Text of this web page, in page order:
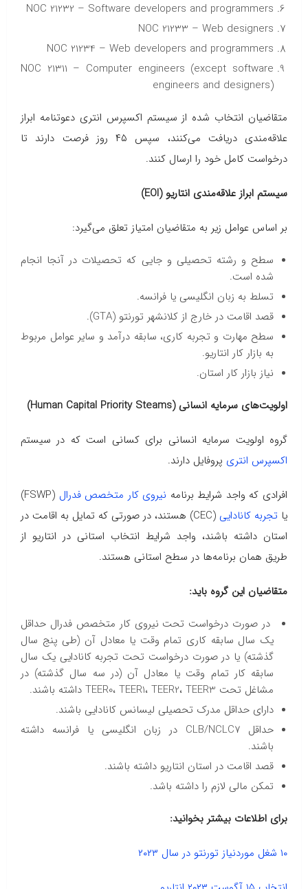
NOC 21232 – Software developers and programmers
NOC 21233 – Web designers
NOC 21234 – Web developers and programmers
NOC 21311 – Computer engineers (except software
engineers and designers)
متقاضیان انتخاب شده از سیستم اکسپرس انتری دعوتنامه ابراز
علاقه‌مندی دریافت می‌کنند، سپس ۴۵ روز فرصت دارند تا
درخواست کامل خود را ارسال کنند.
سیستم ابراز علاقه‌مندی انتاریو (EOI)
بر اساس عوامل زیر به متقاضیان امتیاز تعلق می‌گیرد:
سطح و رشته تحصیلی و جایی که تحصیلات در آنجا انجام
شده است.
تسلط به زبان انگلیسی یا فرانسه.
قصد اقامت در خارج از کلانشهر تورنتو (GTA).
سطح مهارت و تجربه کاری، سابقه درآمد و سایر عوامل مربوط
به بازار کار انتاریو.
نیاز بازار کار استان.
اولویت‌های سرمایه انسانی (Human Capital Priority Steams)
گروه‌ اولویت سرمایه انسانی برای کسانی است که در سیستم
اکسپرس انتری پروفایل دارند.
افرادی که واجد شرایط برنامه نیروی کار متخصص فدرال
(FSWP)
یا تجربه کانادایی
(CEC) هستند، در صورتی که تمایل به اقامت در
استان داشته باشند، واجد شرایط انتخاب استانی در انتاریو از
طریق همان برنامه‌ها در سطح استانی هستند.
متقاضیان این گروه باید:
در صورت درخواست تحت نیروی کار متخصص فدرال حداقل
یک سال سابقه کاری تمام وقت یا معادل آن (طی پنج سال
گذشته) یا در صورت درخواست تحت تجربه کانادایی یک سال
سابقه کار تمام وقت یا معادل آن (در سه سال گذشته) در
مشاغل تحت TEER0، TEER1، TEER2، TEER3 داشته باشند.
دارای حداقل مدرک تحصیلی لیسانس کانادایی باشند.
حداقل CLB/NCLC7 در زبان انگلیسی یا فرانسه داشته
باشند.
قصد اقامت در استان انتاریو داشته باشند.
تمکن مالی لازم را داشته باشد.
برای اطلاعات بیشتر بخوانید:
۱۰ شغل موردنیاز تورنتو در سال ۲۰۲۳